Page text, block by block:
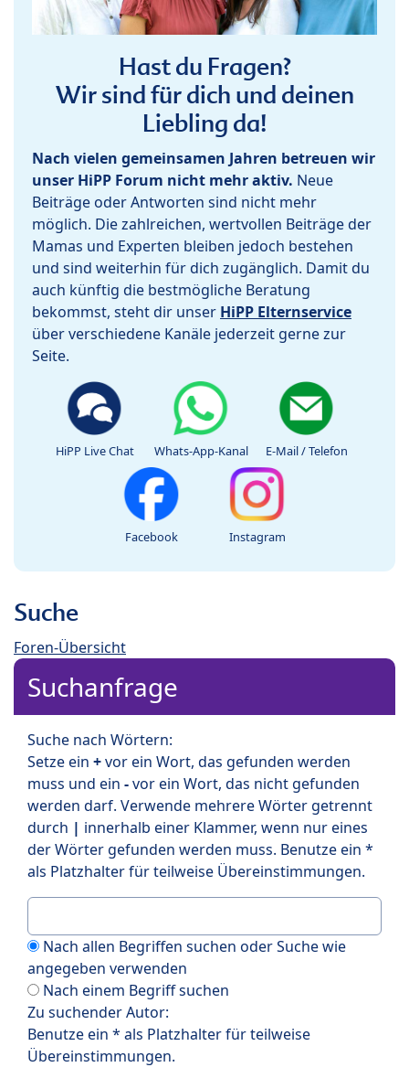
Hast du Fragen?
Wir sind für dich und deinen
Liebling da!
Nach vielen gemeinsamen Jahren betreuen wir
unser HiPP Forum nicht mehr aktiv. Neue
Beiträge oder Antworten sind nicht mehr
möglich. Die zahlreichen, wertvollen Beiträge der
Mamas und Experten bleiben jedoch bestehen
und sind weiterhin für dich zugänglich. Damit du
auch künftig die bestmögliche Beratung
bekommst, steht dir unser HiPP Elternservice
über verschiedene Kanäle jederzeit gerne zur
Seite.
HiPP Live Chat Whats-App-Kanal E-Mail / Telefon
Facebook Instagram
Suche
Foren-Übersicht
Suchanfrage
Suche nach Wörtern:
Setze ein +vor ein Wort, das gefunden werden
muss und ein -vor ein Wort, das nicht gefunden
werden darf. Verwende mehrere Wörter getrennt
durch | innerhalb einer Klammer, wenn nur eines
der Wörter gefunden werden muss. Benutze ein *
als Platzhalter für teilweise Übereinstimmungen.
Nach allen Begriffen suchen oder Suche wie
angegeben verwenden
Nach einem Begriff suchen
Zu suchender Autor:
Benutze ein * als Platzhalter für teilweise
Übereinstimmungen.